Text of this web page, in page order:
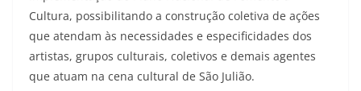
Cultura, possibilitando a construção coletiva de ações
que atendam às necessidades e especificidades dos
artistas, grupos culturais, coletivos e demais agentes
que atuam na cena cultural de São Julião.